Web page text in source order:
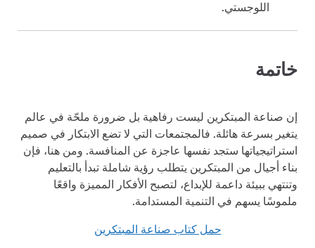
اللوجستي.
خاتمة
إن صناعة المبتكرين ليست رفاهية بل ضرورة ملحّة في عالم
يتغير بسرعة هائلة. فالمجتمعات التي لا تضع الابتكار في صميم
استراتيجياتها ستجد نفسها عاجزة عن المنافسة. ومن هنا، فإن
بناء أجيال من المبتكرين يتطلب رؤية شاملة تبدأ بالتعليم
وتنتهي ببيئة داعمة للإبداع، لتصبح الأفكار المميزة واقعًا
ملموسًا يسهم في التنمية المستدامة.
حمل كتاب صناعة المبتكرين